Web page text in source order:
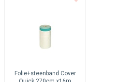
Folie+steenband Cover